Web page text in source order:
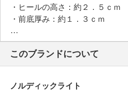
・ヒールの高さ：約２．５ｃｍ
・前底厚み：約１．３ｃｍ
・前側着地点厚み：約１．３ｃｍ
・高低差：約１．２ｃｍ
【重さ】
・片足約２２０ｇ（サイズによ
・個体差あり
このブランドについて
ノルディックライト